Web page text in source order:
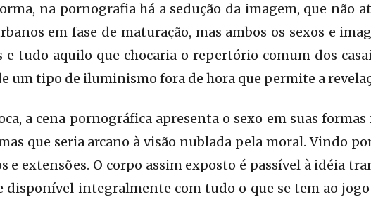
na pornografia há a sedução da imagem, que não
em fase de maturação, mas ambos os sexos e
e tudo aquilo que chocaria o repertório comum dos
um tipo de iluminismo fora de hora que permite a
a cena pornográfica apresenta o sexo em suas
que seria arcano à visão nublada pela moral. Vindo
e extensões. O corpo assim exposto é passível à idéia
disponível integralmente com tudo o que se tem ao